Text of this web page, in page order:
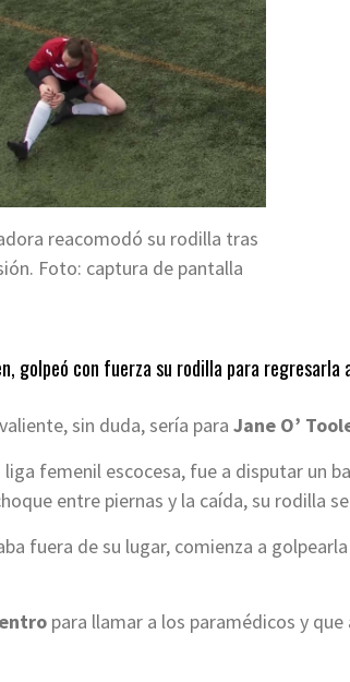
reacomodó su rodilla tras
Foto: captura de pantalla
golpeó con fuerza su rodilla para regresarla
sin duda, sería para Jane O’
femenil escocesa, fue a disputar un
entre piernas y la caída, su rodilla
fuera de su lugar, comienza a
para llamar a los paramédicos y